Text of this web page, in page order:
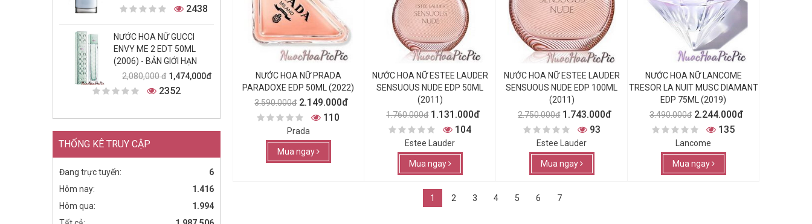
2438
NƯỚC HOA NỮ GUCCI
ENVY ME 2 EDT 50ML
(2006) - BẢN GIỚI HẠN
2,080,000 đ 1,474,000đ
2352
THỐNG KÊ TRUY CẬP
Đang trực tuyến:
6
Hôm nay:
1.416
Hôm qua:
1.994
NƯỚC HOA NỮ PRADA
PARADOXE EDP 50ML (2022)
3.590.000đ 2.149.000đ
110
Prada
Mua ngay
NƯỚC HOA NỮ ESTEE LAUDER
SENSUOUS NUDE EDP 50ML
(2011)
1.760.000đ 1.131.000đ
104
Estee Lauder
Mua ngay
NƯỚC HOA NỮ ESTEE LAUDER
SENSUOUS NUDE EDP 100ML
(2011)
2.750.000đ 1.743.000đ
93
Estee Lauder
Mua ngay
NƯỚC HOA NỮ LANCOME
TRESOR LA NUIT MUSC DIAMANT
EDP 75ML (2019)
3.490.000đ 2.244.000đ
135
Lancome
Mua ngay
1 2 3 4 5 6 7